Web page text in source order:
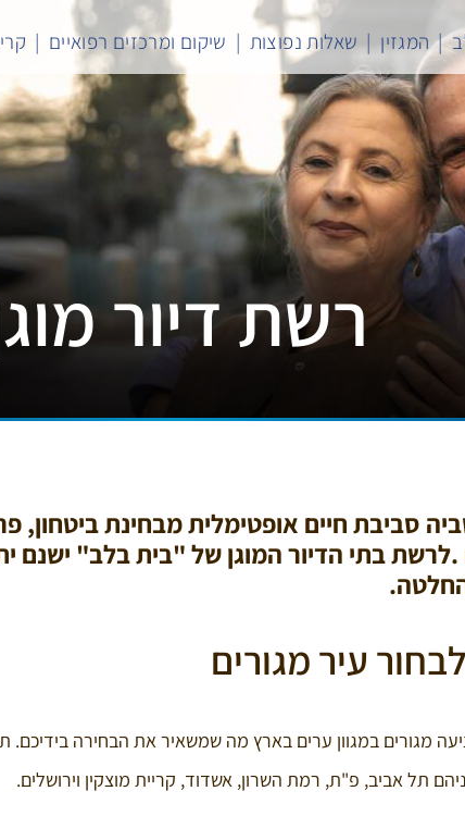
המגזין שאלות נפוצות שיקום ומרכזים רפואיים
רשת דיור
סביבת חיים אופטימלית מבחינת ביטחון,
בתי הדיור המוגן של "בית בלב" ישנם
עיר מגורים
מגורים במגוון ערים בארץ מה שמשאיר את הבחירה בידיכם.
תל אביב, פ"ת, רמת השרון, אשדוד, קריית מוצקין וירושלים.